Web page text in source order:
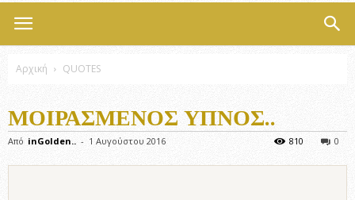
Αρχική QUOTES
ΜΟΙΡΑΣΜΈΝΟΣ ΎΠΝΟΣ..
Από inGolden.. - 1 Αυγούστου 2016 0
810